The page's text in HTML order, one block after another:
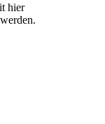
hier